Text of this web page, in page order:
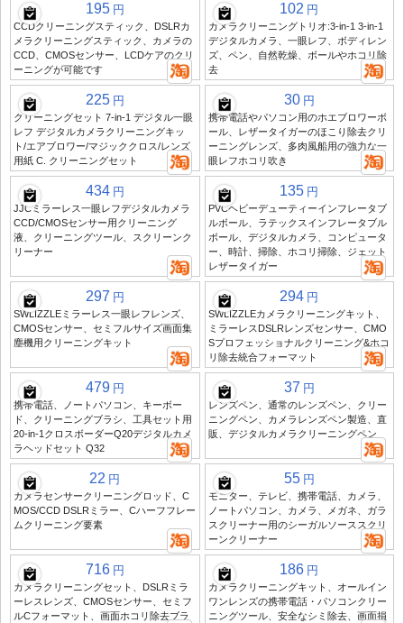
195 円
CCDクリーニングスティック、DSLRカ
メラクリーニングスティック、カメラの
CCD、CMOSセンサー、LCDケアのクリ
ーニングが可能です
102 円
カメラクリーニングトリオ:3-in-1 3-in-1
デジタルカメラ、一眼レフ、ボディレン
ズ、ペン、自然乾燥、ボールやホコリ除
去
225 円
クリーニングセット 7-in-1 デジタル一眼
レフ デジタルカメラクリーニングキッ
ト/エアブロワー/マジッククロス/レンズ
用紙 C. クリーニングセット
30 円
携帯電話やパソコン用のホエブロワーボ
ール、レザータイガーのほこり除去クリ
ーニングレンズ、多肉風船用の強力な一
眼レフホコリ吹き
434 円
JJCミラーレス一眼レフデジタルカメラ
CCD/CMOSセンサー用クリーニング
液、クリーニングツール、スクリーンク
リーナー
135 円
PVCヘビーデューティーインフレータブ
ルボール、ラテックスインフレータブル
ボール、デジタルカメラ、コンピュータ
ー、時計、掃除、ホコリ掃除、ジェット
レザータイガー
297 円
SWLIZZLEミラーレス一眼レフレンズ、
CMOSセンサー、セミフルサイズ画面集
塵機用クリーニングキット
294 円
SWLIZZLEカメラクリーニングキット、
ミラーレスDSLRレンズセンサー、CMO
Sプロフェッショナルクリーニング&ホコ
リ除去統合フォーマット
479 円
携帯電話、ノートパソコン、キーボー
ド、クリーニングブラシ、工具セット用
20-in-1クロスボーダーQ20デジタルカメ
ラヘッドセット Q32
37 円
レンズペン、通常のレンズペン、クリー
ニングペン、カメラレンズペン製造、直
販、デジタルカメラクリーニングペン
22 円
カメラセンサークリーニングロッド、C
MOS/CCD DSLRミラー、Cハーフフレー
ムクリーニング要素
55 円
モニター、テレビ、携帯電話、カメラ、
ノートパソコン、カメラ、メガネ、ガラ
スクリーナー用のシーガルソーススクリ
ーンクリーナー
716 円
カメラクリーニングセット、DSLRミラ
ーレスレンズ、CMOSセンサー、セミフ
ルCフォーマット、画面ホコリ除去ブラ
186 円
カメラクリーニングキット、オールイン
ワンレンズの携帯電話・パソコンクリー
ニングツール、安全なシミ除去、画面損